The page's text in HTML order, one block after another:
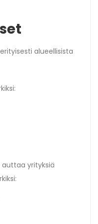
alueellisista
yrityksiä